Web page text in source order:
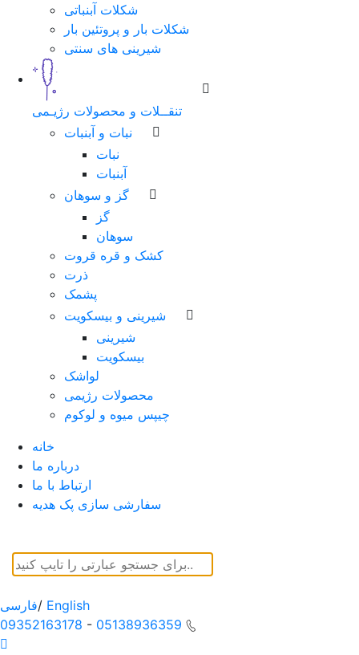
شکلات آبنباتی
شکلات بار و پروتئین بار
شیرینی های سنتی
تنقــلات و محصولات رژیـمی
نبات و آبنبات
نبات
آبنبات
گز و سوهان
گز
سوهان
کشک و قره قروت
ذرت
پشمک
شیرینی و بیسکویت
شیرینی
بیسکویت
لواشک
محصولات رژیمی
چیپس میوه و لوکوم
خانه
درباره ما
ارتباط با ما
سفارشی سازی پک هدیه
فارسی/ English
09352163178 - 05138936359